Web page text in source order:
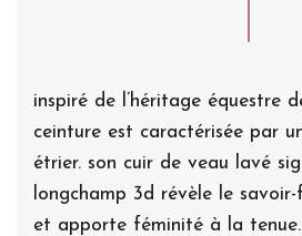
inspiré de l’héritage équestre
ceinture est caractérisée par
étrier. son cuir de veau lavé
longchamp 3d révèle le
et apporte féminité à la tenue.